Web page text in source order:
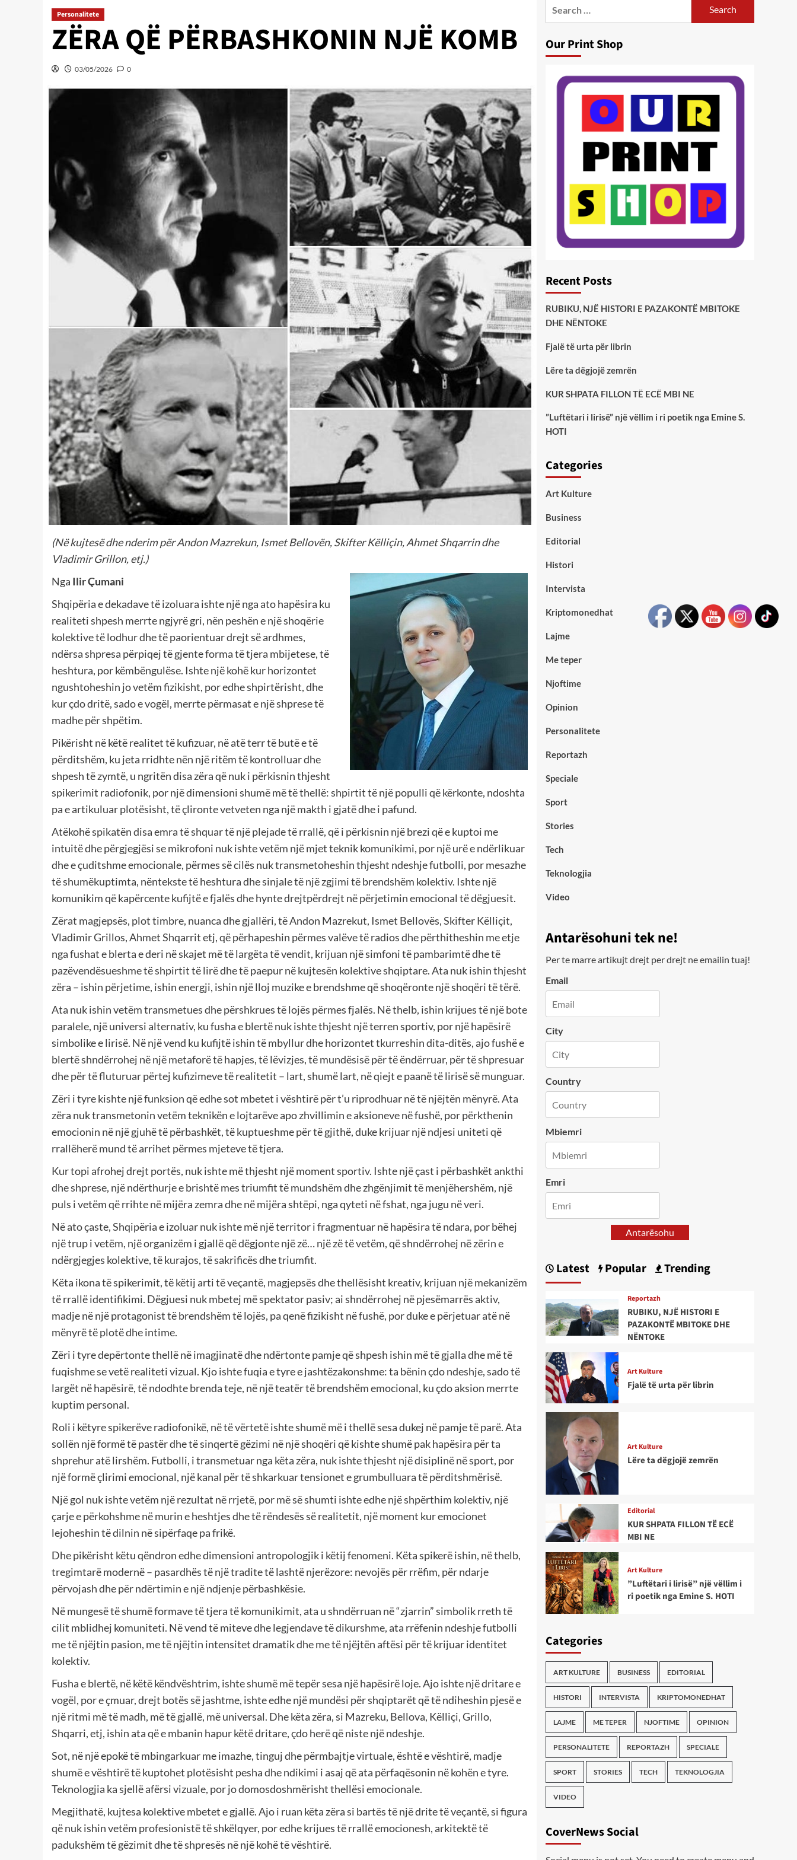
Personalitete
ZËRA QË PËRBASHKONIN NJË KOMB
03/05/2026 0
(Në kujtesë dhe nderim për Andon Mazrekun, Ismet Bellovën, Skifter Këlliçin, Ahmet Shqarrin dhe
Vladimir Grillon, etj.)
Nga Ilir Çumani
Shqipëria e dekadave të izoluara ishte një nga ato hapësira ku
realiteti shpesh merrte ngjyrë gri, nën peshën e një shoqërie
kolektive të lodhur dhe të paorientuar drejt së ardhmes,
ndërsa shpresa përpiqej të gjente forma të tjera mbijetese, të
heshtura, por këmbëngulëse. Ishte një kohë kur horizontet
ngushtoheshin jo vetëm fizikisht, por edhe shpirtërisht, dhe
kur çdo dritë, sado e vogël, merrte përmasat e një shprese të
madhe për shpëtim.
Pikërisht në këtë realitet të kufizuar, në atë terr të butë e të
përditshëm, ku jeta rridhte nën një ritëm të kontrolluar dhe
shpesh të zymtë, u ngritën disa zëra që nuk i përkisnin thjesht
spikerimit radiofonik, por një dimensioni shumë më të thellë: shpirtit të një populli që kërkonte, ndoshta
pa e artikuluar plotësisht, të çlironte vetveten nga një makth i gjatë dhe i pafund.
Atëkohë spikatën disa emra të shquar të një plejade të rrallë, që i përkisnin një brezi që e kuptoi me
intuitë dhe përgjegjësi se mikrofoni nuk ishte vetëm një mjet teknik komunikimi, por një urë e ndërlikuar
dhe e çuditshme emocionale, përmes së cilës nuk transmetoheshin thjesht ndeshje futbolli, por mesazhe
të shumëkuptimta, nëntekste të heshtura dhe sinjale të një zgjimi të brendshëm kolektiv. Ishte një
komunikim që kapërcente kufijtë e fjalës dhe hynte drejtpërdrejt në përjetimin emocional të dëgjuesit.
Zërat magjepsës, plot timbre, nuanca dhe gjallëri, të Andon Mazrekut, Ismet Bellovës, Skifter Këlliçit,
Vladimir Grillos, Ahmet Shqarrit etj, që përhapeshin përmes valëve të radios dhe përthitheshin me etje
nga fushat e blerta e deri në skajet më të largëta të vendit, krijuan një simfoni të pambarimtë dhe të
pazëvendësueshme të shpirtit të lirë dhe të paepur në kujtesën kolektive shqiptare. Ata nuk ishin thjesht
zëra – ishin përjetime, ishin energji, ishin një lloj muzike e brendshme që shoqëronte një shoqëri të tërë.
Ata nuk ishin vetëm transmetues dhe përshkrues të lojës përmes fjalës. Në thelb, ishin krijues të një bote
paralele, një universi alternativ, ku fusha e blertë nuk ishte thjesht një terren sportiv, por një hapësirë
simbolike e lirisë. Në një vend ku kufijtë ishin të mbyllur dhe horizontet tkurreshin dita-ditës, ajo fushë e
blertë shndërrohej në një metaforë të hapjes, të lëvizjes, të mundësisë për të ëndërruar, për të shpresuar
dhe për të fluturuar përtej kufizimeve të realitetit – lart, shumë lart, në qiejt e paanë të lirisë së munguar.
Zëri i tyre kishte një funksion që edhe sot mbetet i vështirë për t’u riprodhuar në të njëjtën mënyrë. Ata
zëra nuk transmetonin vetëm teknikën e lojtarëve apo zhvillimin e aksioneve në fushë, por përkthenin
emocionin në një gjuhë të përbashkët, të kuptueshme për të gjithë, duke krijuar një ndjesi uniteti që
rrallëherë mund të arrihet përmes mjeteve të tjera.
Kur topi afrohej drejt portës, nuk ishte më thjesht një moment sportiv. Ishte një çast i përbashkët ankthi
dhe shprese, një ndërthurje e brishtë mes triumfit të mundshëm dhe zhgënjimit të menjëhershëm, një
puls i vetëm që rrihte në mijëra zemra dhe në mijëra shtëpi, nga qyteti në fshat, nga jugu në veri.
Në ato çaste, Shqipëria e izoluar nuk ishte më një territor i fragmentuar në hapësira të ndara, por bëhej
një trup i vetëm, një organizëm i gjallë që dëgjonte një zë… një zë të vetëm, që shndërrohej në zërin e
ndërgjegjes kolektive, të kurajos, të sakrificës dhe triumfit.
Këta ikona të spikerimit, të këtij arti të veçantë, magjepsës dhe thellësisht kreativ, krijuan një mekanizëm
të rrallë identifikimi. Dëgjuesi nuk mbetej më spektator pasiv; ai shndërrohej në pjesëmarrës aktiv,
madje në një protagonist të brendshëm të lojës, pa qenë fizikisht në fushë, por duke e përjetuar atë në
mënyrë të plotë dhe intime.
Zëri i tyre depërtonte thellë në imagjinatë dhe ndërtonte pamje që shpesh ishin më të gjalla dhe më të
fuqishme se vetë realiteti vizual. Kjo ishte fuqia e tyre e jashtëzakonshme: ta bënin çdo ndeshje, sado të
largët në hapësirë, të ndodhte brenda teje, në një teatër të brendshëm emocional, ku çdo aksion merrte
kuptim personal.
Roli i këtyre spikerëve radiofonikë, në të vërtetë ishte shumë më i thellë sesa dukej në pamje të parë. Ata
sollën një formë të pastër dhe të sinqertë gëzimi në një shoqëri që kishte shumë pak hapësira për ta
shprehur atë lirshëm. Futbolli, i transmetuar nga këta zëra, nuk ishte thjesht një disiplinë në sport, por
një formë çlirimi emocional, një kanal për të shkarkuar tensionet e grumbulluara të përditshmërisë.
Një gol nuk ishte vetëm një rezultat në rrjetë, por më së shumti ishte edhe një shpërthim kolektiv, një
çarje e përkohshme në murin e heshtjes dhe të rëndesës së realitetit, një moment kur emocionet
lejoheshin të dilnin në sipërfaqe pa frikë.
Dhe pikërisht këtu qëndron edhe dimensioni antropologjik i këtij fenomeni. Këta spikerë ishin, në thelb,
tregimtarë modernë – pasardhës të një tradite të lashtë njerëzore: nevojës për rrëfim, për ndarje
përvojash dhe për ndërtimin e një ndjenje përbashkësie.
Në mungesë të shumë formave të tjera të komunikimit, ata u shndërruan në “zjarrin” simbolik rreth të
cilit mblidhej komuniteti. Në vend të miteve dhe legjendave të dikurshme, ata rrëfenin ndeshje futbolli
me të njëjtin pasion, me të njëjtin intensitet dramatik dhe me të njëjtën aftësi për të krijuar identitet
kolektiv.
Fusha e blertë, në këtë këndvështrim, ishte shumë më tepër sesa një hapësirë loje. Ajo ishte një dritare e
vogël, por e çmuar, drejt botës së jashtme, ishte edhe një mundësi për shqiptarët që të ndiheshin pjesë e
një ritmi më të madh, më të gjallë, më universal. Dhe këta zëra, si Mazreku, Bellova, Këlliçi, Grillo,
Shqarri, etj, ishin ata që e mbanin hapur këtë dritare, çdo herë që niste një ndeshje.
Sot, në një epokë të mbingarkuar me imazhe, tinguj dhe përmbajtje virtuale, është e vështirë, madje
shumë e vështirë të kuptohet plotësisht pesha dhe ndikimi i asaj që ata përfaqësonin në kohën e tyre.
Teknologjia ka sjellë afërsi vizuale, por jo domosdoshmërisht thellësi emocionale.
Megjithatë, kujtesa kolektive mbetet e gjallë. Ajo i ruan këta zëra si bartës të një drite të veçantë, si figura
që nuk ishin vetëm profesionistë të shkëlqyer, por edhe krijues të rrallë emocionesh, arkitektë të
padukshëm të gëzimit dhe të shpresës në një kohë të vështirë.
Our Print Shop
Recent Posts
RUBIKU, NJË HISTORI E PAZAKONTË MBITOKE
DHE NËNTOKE
Fjalë të urta për librin
Lëre ta dëgjojë zemrën
KUR SHPATA FILLON TË ECË MBI NE
”Luftëtari i lirisë” një vëllim i ri poetik nga Emine S.
HOTI
Categories
Art Kulture
Business
Editorial
Histori
Intervista
Kriptomonedhat
Lajme
Me teper
Njoftime
Opinion
Personalitete
Reportazh
Speciale
Sport
Stories
Tech
Teknologjia
Video
Antarësohuni tek ne!
Per te marre artikujt drejt per drejt ne emailin tuaj!
Email
City
Country
Mbiemri
Emri
Antarësohu
Latest Popular Trending
Reportazh
RUBIKU, NJË HISTORI E
PAZAKONTË MBITOKE DHE
NËNTOKE
Art Kulture
Fjalë të urta për librin
Art Kulture
Lëre ta dëgjojë zemrën
Editorial
KUR SHPATA FILLON TË ECË
MBI NE
Art Kulture
”Luftëtari i lirisë” një vëllim i
ri poetik nga Emine S. HOTI
Categories
ART KULTURE BUSINESS EDITORIAL
HISTORI INTERVISTA KRIPTOMONEDHAT
LAJME ME TEPER NJOFTIME OPINION
PERSONALITETE REPORTAZH SPECIALE
SPORT STORIES TECH TEKNOLOGJIA
VIDEO
CoverNews Social